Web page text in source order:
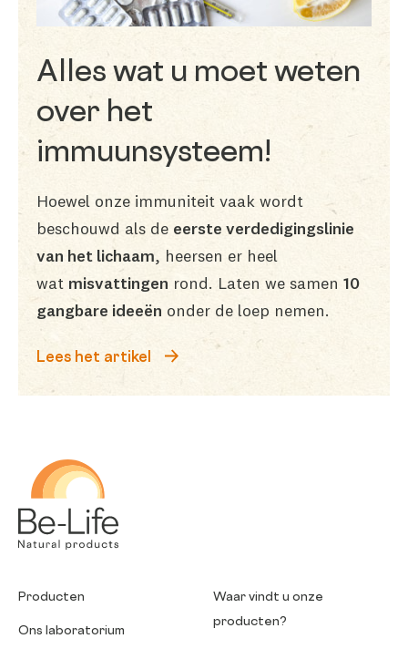
Alles wat u moet weten
over het
immuunsysteem!
Hoewel onze immuniteit vaak wordt
beschouwd als de eerste verdedigingslinie
van het lichaam, heersen er heel
wat misvattingen rond. Laten we samen 10
gangbare ideeën onder de loep nemen.
Lees het artikel
Producten
Ons laboratorium
Waar vindt u onze
producten?